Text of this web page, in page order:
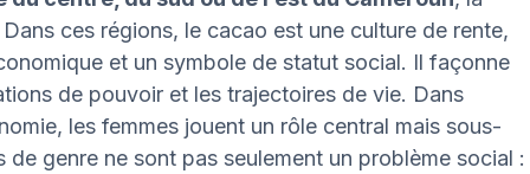
ces régions, le cacao est une culture de rente,
et un symbole de statut social. Il façonne
de pouvoir et les trajectoires de vie. Dans
les femmes jouent un rôle central mais sous-
de genre ne sont pas seulement un problème social :